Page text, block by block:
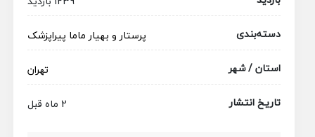
دسته‌بندی
پرستار و بهیار ماما پیراپزشک
استان / شهر
تهران
تاریخ انتشار
2 ماه قبل